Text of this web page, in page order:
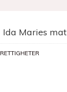
Ida Maries mat